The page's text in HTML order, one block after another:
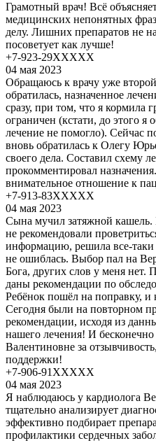
Грамотный врач! Всё
медицинских непонятных
делу. Лишних препаратов не
посоветует как лучше!
+7-923-29XXXXX
04 мая 2023
Обращаюсь к врачу уже
обратилась, назначенное
сразу, при том, что я кормила
ограничен (кстати, до этого я
лечение не помогло). Сейчас
вновь обратилась к Олегу
своего дела. Составил схему
прокомментировал
внимательное отношение к
+7-913-83XXXXX
04 мая 2023
Сына мучил затяжной
не рекомендовали
информацию, решила все-таки
не ошиблась. Выбор пал на
Бога, других слов у меня
даны рекомендации по
Ребёнок пошёл на поправку, и
Сегодня были на повторном
рекомендации, исходя из
нашего лечения! И бесконечно
Валентиновне за
поддержки!
+7-906-91XXXXX
04 мая 2023
Я наблюдаюсь у кардиолога
тщательно анализирует
эффективно подбирает
профилактики сердечных